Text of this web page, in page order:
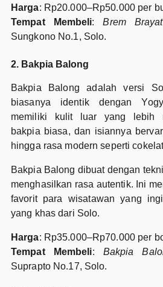
Harga: Rp20.000–Rp50.000 per
Tempat Membeli:Brem
Sungkono No.1, Solo.
2. Bakpia Balong
Bakpia Balong adalah versi
biasanya identik dengan
memiliki kulit luar yang lebih
bakpia biasa, dan isiannya
hingga rasa modern seperti
Bakpia Balong dibuat dengan
menghasilkan rasa autentik. Ini
favorit para wisatawan yang
yang khas dari Solo.
Harga: Rp35.000–Rp70.000 per
Tempat Membeli: Bakpia
Suprapto No.17, Solo.